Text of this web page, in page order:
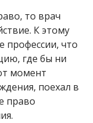
то врач
К этому
профессии, что
где бы ни
момент
поехал в
право